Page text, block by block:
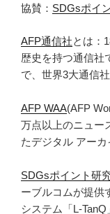
協賛： SDGsポイ
AFP通信社とは：
歴史を持つ通信社
で、世界3大通信
AFP WAA(AFP
万点以上のニュー
たデジタル アーカ
SDGsポイント研
ーブルコムが提供
システム「L-